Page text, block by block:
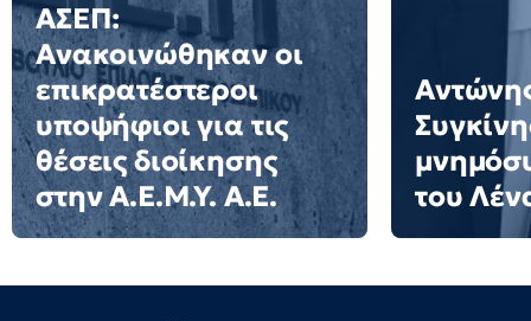
ΑΣΕΠ:
Ανακοινώθηκαν οι
επικρατέστεροι
υποψήφιοι για τις
θέσεις διοίκησης
στην Α.Ε.Μ.Υ. Α.Ε.
του